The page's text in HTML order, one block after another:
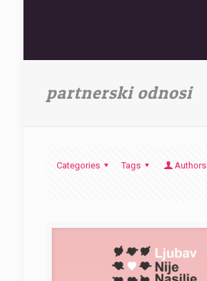
partnerski odnosi
Categories Tags
Authors